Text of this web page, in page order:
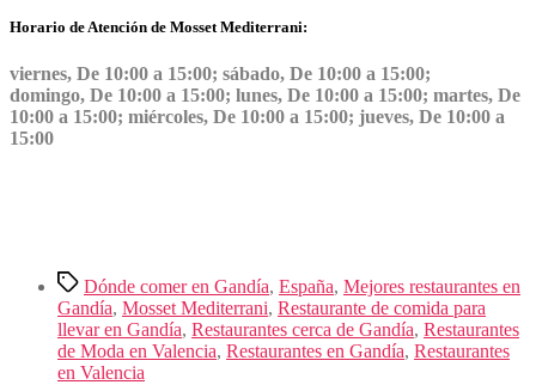
Horario de Atención de Mosset Mediterrani:
viernes, De 10:00 a 15:00; sábado, De 10:00 a 15:00;
domingo, De 10:00 a 15:00; lunes, De 10:00 a 15:00; martes, De
10:00 a 15:00; miércoles, De 10:00 a 15:00; jueves, De 10:00 a
15:00
Etiquetas
Dónde comer en Gandía, España, Mejores restaurantes en
Gandía, Mosset Mediterrani, Restaurante de comida para
llevar en Gandía, Restaurantes cerca de Gandía, Restaurantes
de Moda en Valencia, Restaurantes en Gandía, Restaurantes
en Valencia